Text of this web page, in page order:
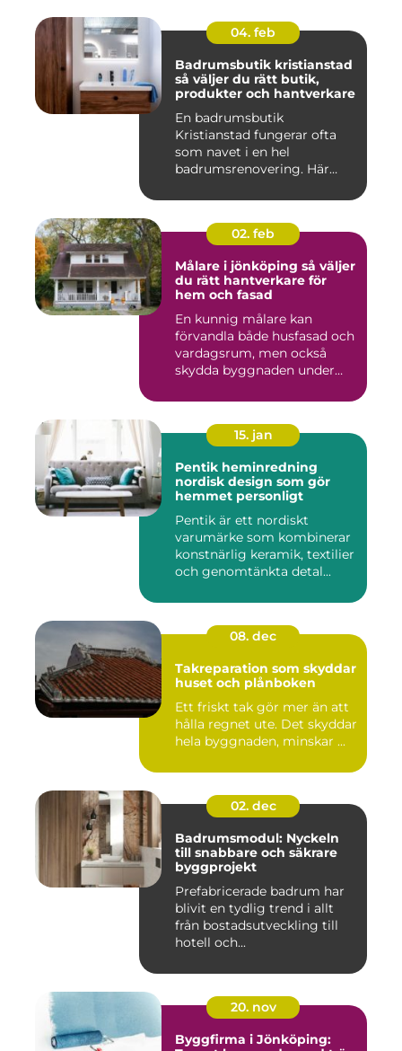
04. feb
Badrumsbutik kristianstad
så väljer du rätt butik,
produkter och hantverkare
En badrumsbutik
Kristianstad fungerar ofta
som navet i en hel
badrumsrenovering. Här
02. feb
Målare i jönköping så väljer
du rätt hantverkare för
hem och fasad
En kunnig målare kan
förvandla både husfasad och
vardagsrum, men också
skydda byggnaden under
15. jan
Pentik heminredning
nordisk design som gör
hemmet personligt
Pentik är ett nordiskt
varumärke som kombinerar
konstnärlig keramik, textilier
och genomtänkta detal...
08. dec
Takreparation som skyddar
huset och plånboken
Ett friskt tak gör mer än att
hålla regnet ute. Det skyddar
hela byggnaden, minskar ...
02. dec
Badrumsmodul: Nyckeln
till snabbare och säkrare
byggprojekt
Prefabricerade badrum har
blivit en tydlig trend i allt
från bostadsutveckling till
hotell och...
20. nov
Byggfirma i Jönköping: